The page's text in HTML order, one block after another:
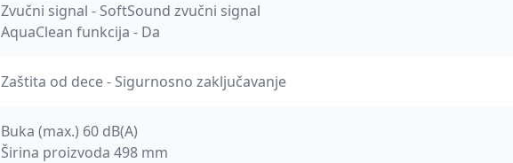
Zvučni signal - SoftSound zvučni signal
AquaClean funkcija - Da
Zaštita od dece - Sigurnosno zaključavanje
Buka (max.) 60 dB(A)
Širina proizvoda 498 mm